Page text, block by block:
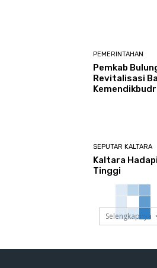
PEMERINTAHAN
Pemkab
Revitalisasi
SEPUTAR KALTARA
Kaltara
Tinggi
Selengkapnya